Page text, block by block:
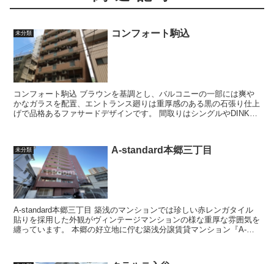
未分類 コンフォート駒込
コンフォート駒込 ブラウンを基調とし、バルコニーの一部には爽や
かなガラスを配置、エントランス廻りは重厚感のある黒の石張り仕上
げで品格あるファサードデザインです。 間取りはシングルやDINKS
未分類 A-standard本郷三丁目
A-standard本郷三丁目 築浅のマンションでは珍しい赤レンガタイル
貼りを採用した外観がヴィンテージマンションの様な重厚な雰囲気を
纏っています。 本郷の好立地に佇む築浅分譲賃貸マンション『A-